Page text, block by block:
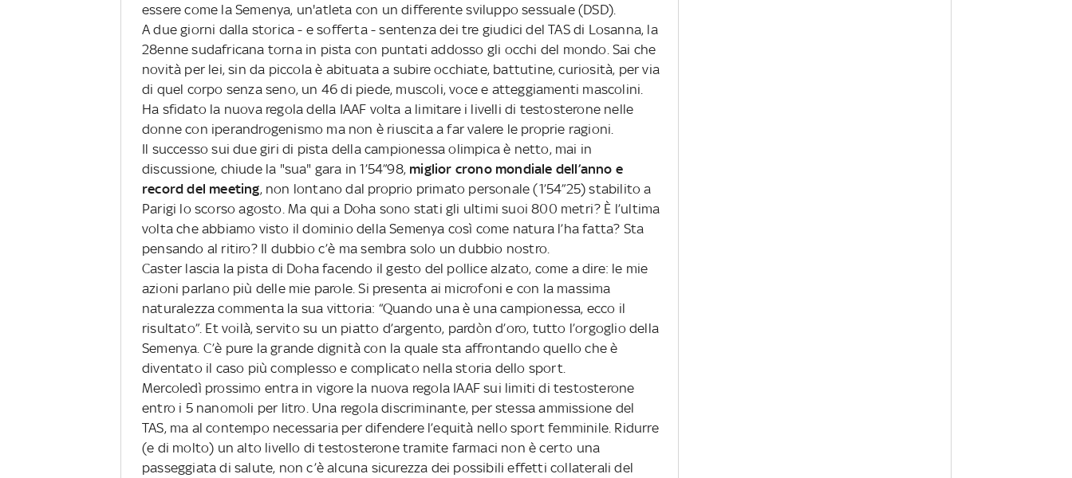
essere come la Semenya, un'atleta con un differente sviluppo sessuale (DSD).
A due giorni dalla storica - e sofferta - sentenza dei tre giudici del TAS di Losanna, la
28enne sudafricana torna in pista con puntati addosso gli occhi del mondo. Sai che
novità per lei, sin da piccola è abituata a subire occhiate, battutine, curiosità, per via
di quel corpo senza seno, un 46 di piede, muscoli, voce e atteggiamenti mascolini.
Ha sfidato la nuova regola della IAAF volta a limitare i livelli di testosterone nelle
donne con iperandrogenismo ma non è riuscita a far valere le proprie ragioni.
Il successo sui due giri di pista della campionessa olimpica è netto, mai in
discussione, chiude la "sua" gara in 1’54”98, miglior crono mondiale dell’anno e
record del meeting, non lontano dal proprio primato personale (1’54”25) stabilito a
Parigi lo scorso agosto. Ma qui a Doha sono stati gli ultimi suoi 800 metri? È l’ultima
volta che abbiamo visto il dominio della Semenya così come natura l’ha fatta? Sta
pensando al ritiro? Il dubbio c’è ma sembra solo un dubbio nostro.
Caster lascia la pista di Doha facendo il gesto del pollice alzato, come a dire: le mie
azioni parlano più delle mie parole. Si presenta ai microfoni e con la massima
naturalezza commenta la sua vittoria: “Quando una è una campionessa, ecco il
risultato”. Et voilà, servito su un piatto d’argento, pardòn d’oro, tutto l’orgoglio della
Semenya. C’è pure la grande dignità con la quale sta affrontando quello che è
diventato il caso più complesso e complicato nella storia dello sport.
Mercoledì prossimo entra in vigore la nuova regola IAAF sui limiti di testosterone
entro i 5 nanomoli per litro. Una regola discriminante, per stessa ammissione del
TAS, ma al contempo necessaria per difendere l’equità nello sport femminile. Ridurre
(e di molto) un alto livello di testosterone tramite farmaci non è certo una
passeggiata di salute, non c’è alcuna sicurezza dei possibili effetti collaterali del